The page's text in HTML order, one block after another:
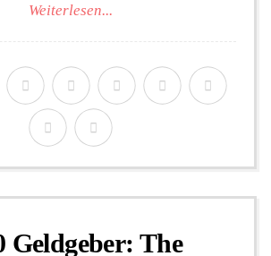
Weiterlesen...
Geldgeber: The